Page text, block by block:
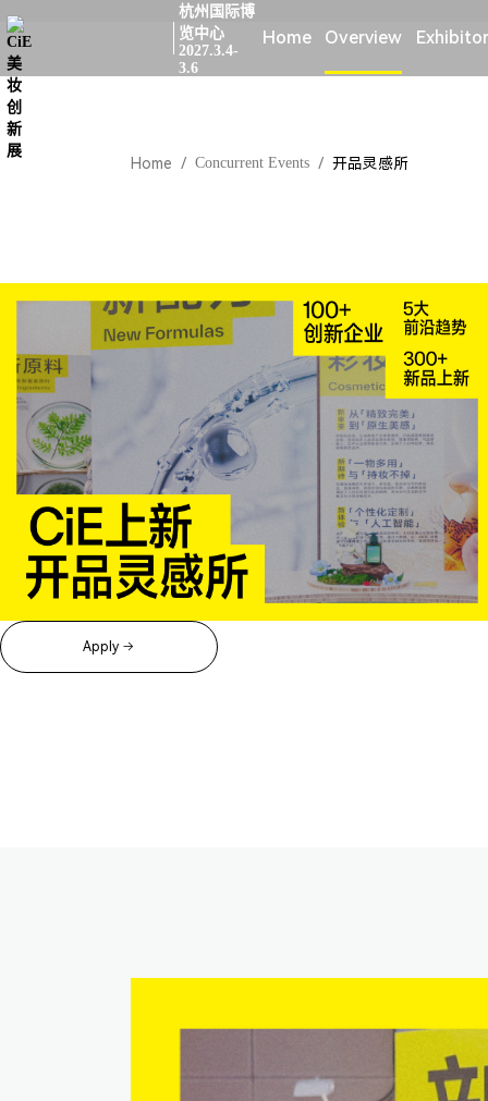
杭州国际博
览中心
2027.3.4-
3.6
Home Overview Exhibitor
Home / Concurrent Events / 开品灵感所
Apply